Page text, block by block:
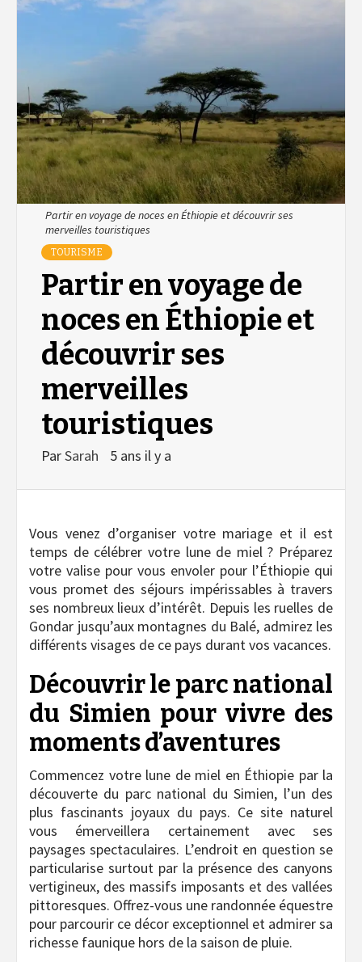
Partir en voyage de noces en Éthiopie et découvrir ses
merveilles touristiques
TOURISME
Partir en voyage de
noces en Éthiopie et
découvrir ses
merveilles
touristiques
ParSarah 5 ans il y a
Vous venez d’organiser votre mariage et il est
temps de célébrer votre lune de miel ? Préparez
votre valise pour vous envoler pour l’Éthiopie qui
vous promet des séjours impérissables à travers
ses nombreux lieux d’intérêt. Depuis les ruelles de
Gondar jusqu’aux montagnes du Balé, admirez les
différents visages de ce pays durant vos vacances.
Découvrir le parc national
du Simien pour vivre des
moments d’aventures
Commencez votre lune de miel en Éthiopie par la
découverte du parc national du Simien, l’un des
plus fascinants joyaux du pays. Ce site naturel
vous émerveillera certainement avec ses
paysages spectaculaires. L’endroit en question se
particularise surtout par la présence des canyons
vertigineux, des massifs imposants et des vallées
pittoresques. Offrez-vous une randonnée équestre
pour parcourir ce décor exceptionnel et admirer sa
richesse faunique hors de la saison de pluie.